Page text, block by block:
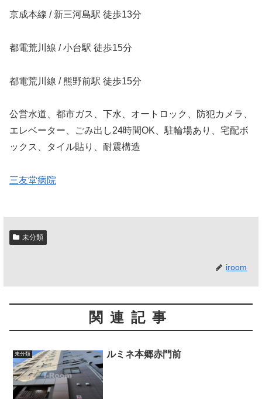
京成本線 / 新三河島駅 徒歩13分
都電荒川線 / 小台駅 徒歩15分
都電荒川線 / 熊野前駅 徒歩15分
公営水道、都市ガス、下水、オートロック、防犯カメラ、
エレベーター、ごみ出し24時間OK、駐輪場あり、宅配ボ
ックス、タイル貼り、耐震構造
三友堂病院
未分類
iroom
関連記事
未分類 ルミネ本郷赤門前